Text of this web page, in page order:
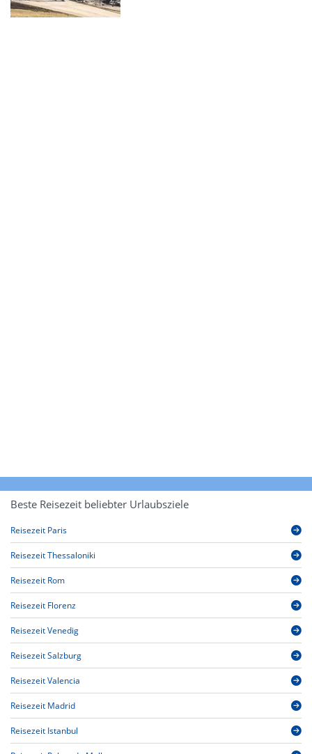
Beste Reisezeit beliebter Urlaubsziele
Reisezeit Paris
Reisezeit Thessaloniki
Reisezeit Rom
Reisezeit Florenz
Reisezeit Venedig
Reisezeit Salzburg
Reisezeit Valencia
Reisezeit Madrid
Reisezeit Istanbul